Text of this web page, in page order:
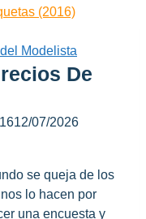
Modelista
De
12/07/2026
se queja de los
lo hacen por
una encuesta y